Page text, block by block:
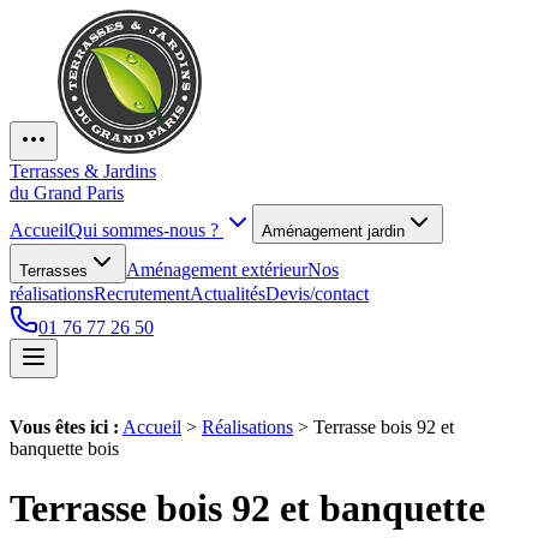
Terrasses & Jardins
du Grand Paris
AccueilQui sommes-nous ? Aménagement jardin
Terrasses Aménagement extérieurNos
réalisationsRecrutementActualitésDevis/contact
01 76 77 26 50
Vous êtes ici : Accueil > Réalisations > Terrasse bois 92 et
banquette bois
Terrasse bois 92 et banquette